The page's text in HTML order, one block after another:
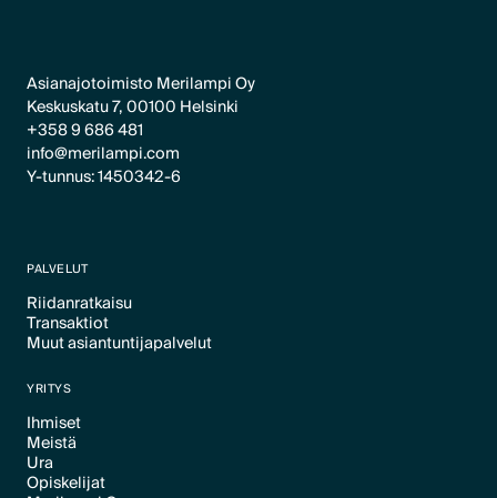
Asianajotoimisto Merilampi Oy
Keskuskatu 7, 00100 Helsinki
+358 9 686 481
info@merilampi.com
Y-tunnus: 1450342-6
PALVELUT
Riidanratkaisu
Text Link
Transaktiot
Text Link
Muut asiantuntijapalvelut
YRITYS
Ihmiset
Text Link
Meistä
Text Link
Ura
Text Link
Opiskelijat